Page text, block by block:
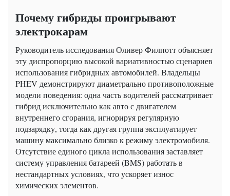
Почему гибриды проигрывают
электрокарам
Руководитель исследования Оливер Филпотт объясняет
эту диспропорцию высокой вариативностью сценариев
использования гибридных автомобилей. Владельцы
PHEV демонстрируют диаметрально противоположные
модели поведения: одна часть водителей рассматривает
гибрид исключительно как авто с двигателем
внутреннего сгорания, игнорируя регулярную
подзарядку, тогда как другая группа эксплуатирует
машину максимально близко к режиму электромобиля.
Отсутствие единого цикла использования заставляет
систему управления батареей (BMS) работать в
нестандартных условиях, что ускоряет износ
химических элементов.